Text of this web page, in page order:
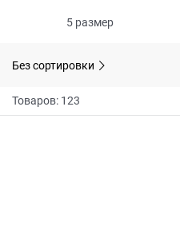
5 размер
Без сортировки
Товаров: 123